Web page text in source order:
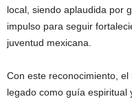
local, siendo aplaudida por
impulso para seguir
juventud mexicana.
Con este reconocimiento,
legado como guía espiritual